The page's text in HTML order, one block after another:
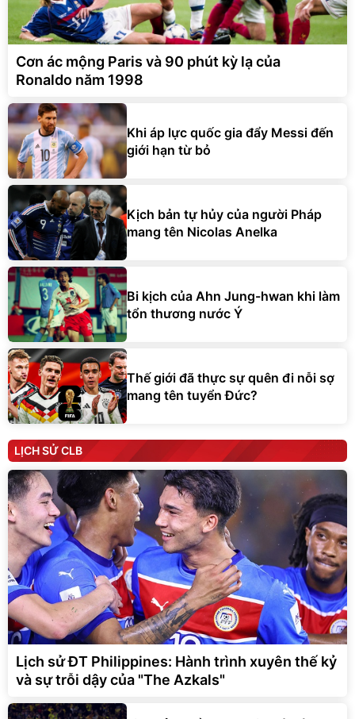
Cơn ác mộng Paris và 90 phút kỳ lạ của
Ronaldo năm 1998
Khi áp lực quốc gia đẩy Messi đến
giới hạn từ bỏ
Kịch bản tự hủy của người Pháp
mang tên Nicolas Anelka
Bi kịch của Ahn Jung-hwan khi làm
tổn thương nước Ý
Thế giới đã thực sự quên đi nỗi sợ
mang tên tuyển Đức?
LỊCH SỬ CLB
Lịch sử ĐT Philippines: Hành trình xuyên thế kỷ
và sự trỗi dậy của "The Azkals"